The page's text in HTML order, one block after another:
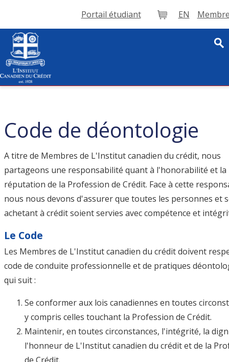
Portail étudiant Panier
EN
​Code de déontologie
A titre de Membres de L'Institut canadien du crédit, nous
partageons une responsabilité quant à l'honorabilité et la
réputation de la Profession de Crédit. Face à cette
nous nous devons d'assurer que toutes les personnes et
achetant à crédit soient servies avec compétence et
Le Code
Les Membres de L'Institut canadien du crédit doivent
code de conduite professionnelle et de pratiques
qui suit :
Se conformer aux lois canadiennes en toutes
y compris celles touchant la Profession de Crédit.
Maintenir, en toutes circonstances, l'intégrité, la
l'honneur de L'Institut canadien du crédit et de la